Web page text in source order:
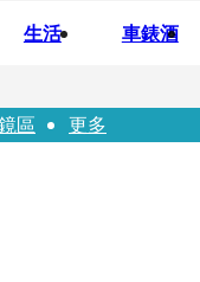
生活 車錶酒
揭家族祕辛
區 更多